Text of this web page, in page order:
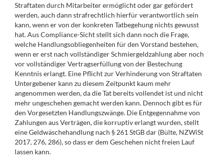
Straftaten durch Mitarbeiter ermöglicht oder gar gefördert
werden, auch dann strafrechtlich hierfür verantwortlich sein
kann, wenn er von der konkreten Tatbegehung nichts gewusst
hat. Aus Compliance-Sicht stellt sich dann noch die Frage,
welche Handlungsobliegenheiten für den Vorstand bestehen,
wenn er erst nach vollständiger Schmiergeldzahlung aber noch
vor vollständiger Vertragserfüllung von der Bestechung
Kenntnis erlangt. Eine Pflicht zur Verhinderung von Straftaten
Untergebener kann zu diesem Zeitpunkt kaum mehr
angenommen werden, da die Tat bereits vollendet ist und nicht
mehr ungeschehen gemacht werden kann. Dennoch gibt es für
den Vorgesetzten Handlungszwänge. Die Entgegennahme von
Zahlungen aus Verträgen, die korruptiv erlangt wurden, stellt
eine Geldwäschehandlung nach § 261 StGB dar (Bülte, NZWiSt
2017, 276, 286), so dass er dem Geschehen nicht freien Lauf
lassen kann.